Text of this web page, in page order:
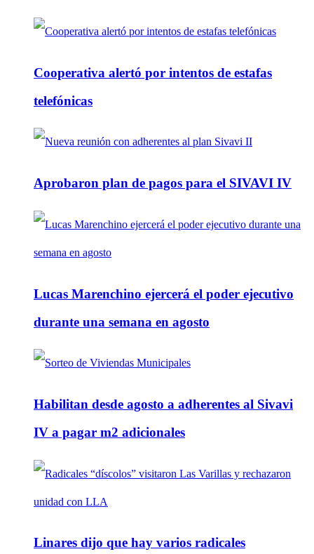
Cooperativa alertó por intentos de estafas
telefónicas
Aprobaron plan de pagos para el SIVAVI IV
Lucas Marenchino ejercerá el poder ejecutivo
durante una semana en agosto
Habilitan desde agosto a adherentes al Sivavi
IV a pagar m2 adicionales
Linares dijo que hay varios radicales